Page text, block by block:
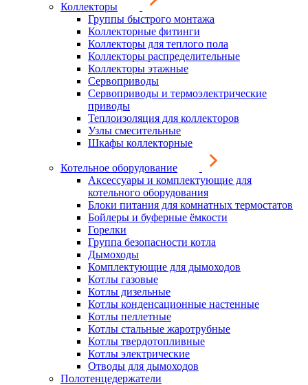
Коллекторы
Группы быстрого монтажа
Коллекторные фитинги
Коллекторы для теплого пола
Коллекторы распределительные
Коллекторы этажные
Сервоприводы
Сервоприводы и термоэлектрические
приводы
Теплоизоляция для коллекторов
Узлы смесительные
Шкафы коллекторные
Котельное оборудование
Аксессуары и комплектующие для
котельного оборудования
Блоки питания для комнатных термостатов
Бойлеры и буферные ёмкости
Горелки
Группа безопасности котла
Дымоходы
Комплектующие для дымоходов
Котлы газовые
Котлы дизельные
Котлы конденсационные настенные
Котлы пеллетные
Котлы стальные жаротрубные
Котлы твердотопливные
Котлы электрические
Отводы для дымоходов
Полотенцедержатели